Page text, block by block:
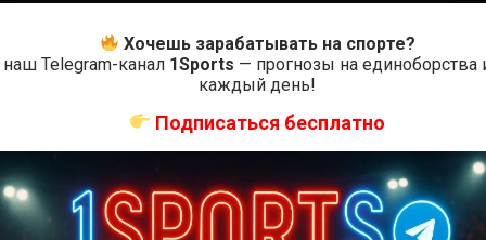
Подписаться
Хочешь зарабатывать на спорте?
Telegram-канал 1Sports — прогнозы на единоборства
каждый день!
Подписаться бесплатно